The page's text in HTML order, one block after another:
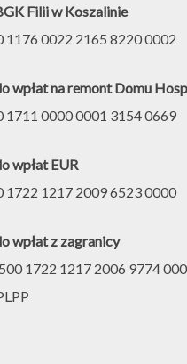
Filii w Koszalinie
1176 0022 2165 8220 0002
wpłat na remont Domu
1711 0000 0001 3154 0669
wpłat EUR
1722 1217 2009 6523 0000
wpłat z zagranicy
1722 1217 2006 9774